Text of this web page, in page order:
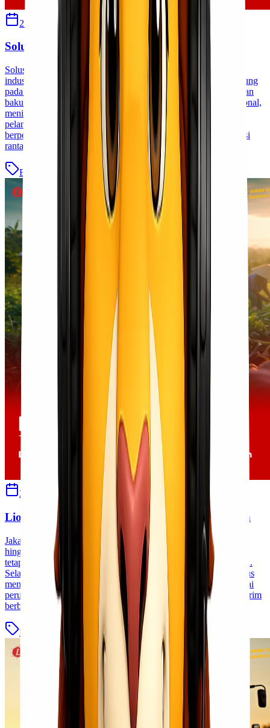
27 Juli 2026 Sherly
Solusi Logistik untuk Perusahaan Manufaktur
Solusi Logistik untuk Perusahaan Manufaktur Jakarta Dalam
industri manufaktur, kelancaran proses produksi sangat bergantung
pada sistem logistik yang andal. Keterlambatan pengiriman bahan
baku maupun distribusi produk jadi dapat menghambat operasional,
meningkatkan biaya produksi, hingga mengurangi kepuasan
pelanggan. Oleh karena itu, memilih mitra logistik yang
berpengalaman menjadi langkah penting untuk menjaga efisiensi
rantai pasok. Sebagai [&hellip;]
Blog Baca Selengkapnya
29 Juni 2026 Sherly
Lionel Express Menerima Pengiriman Tumbuhan
Jakarta Mengirim tumbuhan seperti tanaman hias, bibit, benih,
hingga tanaman produktif memerlukan penanganan khusus agar
tetap hidup, sehat, dan tiba di lokasi tujuan dalam kondisi terbaik.
Selain memperhatikan kemasan, pengiriman tumbuhan juga harus
mengikuti peraturan karantina yang berlaku di Indonesia. Sebagai
perusahaan ekspedisi terpercaya, Lionel Express melayani pengirim
berbagai jenis tumbuhan ke seluruh Indonesia [&hellip;]
Blog Baca Selengkapnya